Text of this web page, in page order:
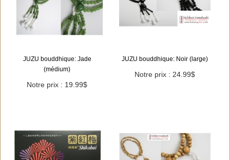
JUZU bouddhique: Jade
(médium)
Notre prix : 19.99$
JUZU bouddhique: Noir (large)
Notre prix : 24.99$